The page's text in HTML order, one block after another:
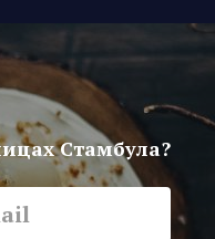
Стамбула?